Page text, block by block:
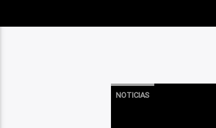
NOTICIAS